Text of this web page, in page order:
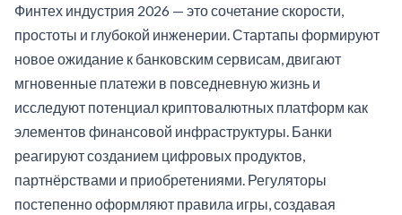
Финтех индустрия 2026 — это сочетание скорости,
простоты и глубокой инженерии. Стартапы формируют
новое ожидание к банковским сервисам, двигают
мгновенные платежи в повседневную жизнь и
исследуют потенциал криптовалютных платформ как
элементов финансовой инфраструктуры. Банки
реагируют созданием цифровых продуктов,
партнёрствами и приобретениями. Регуляторы
постепенно оформляют правила игры, создавая